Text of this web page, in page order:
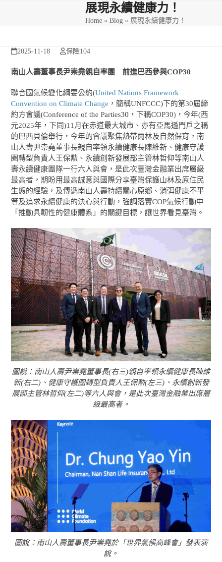
展現永續健康力！
Home »Blog » 展現永續健康力！
2025-11-18 保險104
南山人壽董事長尹崇堯親自率團 前進巴西參與COP30
聯合國氣候變化綱要公約(United Nations Framework
Convention on Climate Change ，簡稱UNFCCC)下的第30屆締
約方會議(Conference of the Parties30，下稱COP30)，今年(西
元2025年，下同)11月在赤道最大城市、亦有亞馬遜門戶之稱
的巴西貝倫舉行，今年的會議聚焦熱帶雨林及自然保育，南
山人壽尹崇堯董事長親自率領永續健康長陳維新、健康守護
圈轉型負責人王保勲、永續創新發展部主管林哲仰等南山人
壽永續健康團隊一行六人與會，是此次臺灣金融業出席層級
最高者，期盼用最高誠意與國際分享臺灣保護山林及原住民
生態的經驗，及傳遞南山人壽持續關心原鄉、消弭健康不平
等及追求永續健康的決心與行動，強調落實COP氣候行動中
「推動具韌性的健康體系」的關鍵目標，讓世界看見臺灣。
圖說：南山人壽尹崇堯董事長(右三)親自率領永續健康長陳維
新(右二)、健康守護圈轉型負責人王保勲(左三)、永續創新發
展部主管林哲仰(左二)等六人與會，是此次臺灣金融業出席層
級最高者。
圖說：南山人壽董事長尹崇堯於「世界氣候高峰會」發表演
說。